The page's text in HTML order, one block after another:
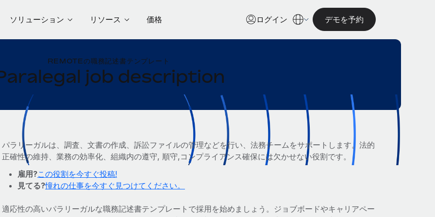
ソリューション リソース 価格 ログイン デモを予約
REMOTEの職務記述書テンプレート
job description
パラリーガルは、調査、文書の作成、訴訟ファイルの管理などを行い、法務チームをサポートします。法的
正確性の維持、業務の効率化、組織内の遵守, 順守,コンプライアンス確保には欠かせない役割です。
雇用?この役割を今すぐ投稿!
見てる?憧れの仕事を今すぐ見つけてください。
適応性の高いパラリーガルな職務記述書テンプレートで採用を始めましょう。ジョブボードやキャリアペー